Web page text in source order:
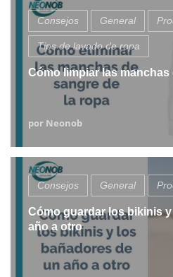
Consejos General
Tips de lavado de ropa
Cómo limpiar las
por Neonob
Consejos General
Cómo guardar los bikinis
año a otro